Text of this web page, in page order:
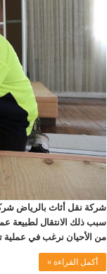
شركة نقل أثاث بالرياض
سبب ذلك الانتقال لطبيعة
من الأحيان نرغب في عملية
أكمل القراءة »